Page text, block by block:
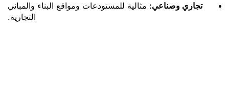
تجاري وصناعي: مثالية للمستودعات ومواقع البناء والمباني
التجارية.